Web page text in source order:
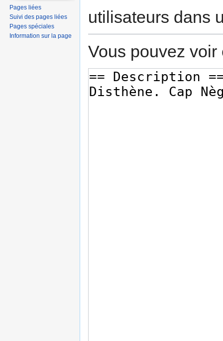
utilisateurs dans
Vous pouvez
Pages liées
Suivi des pages liées
Pages spéciales
Information sur la page